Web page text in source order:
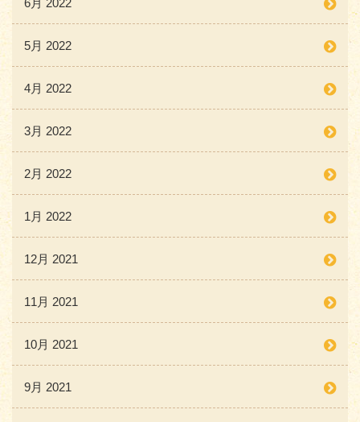
6月 2022
5月 2022
4月 2022
3月 2022
2月 2022
1月 2022
12月 2021
11月 2021
10月 2021
9月 2021